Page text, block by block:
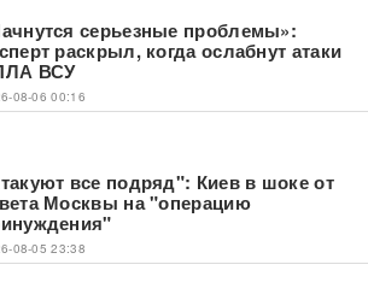
серьезные проблемы»:
раскрыл, когда ослабнут атаки
ВСУ
08-06 00:16
все подряд": Киев в шоке от
Москвы на "операцию
08-05 23:38